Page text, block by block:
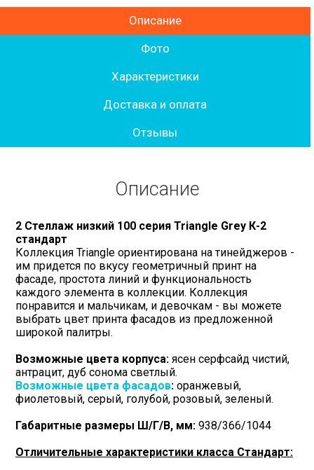
Описание
Фото
Характеристики
Доставка и оплата
Отзывы
Описание
2 Стеллаж низкий 100 серия Triangle Grey К-2
стандарт
Коллекция Triangle ориентирована на тинейджеров -
им придется по вкусу геометричный принт на
фасаде, простота линий и функциональность
каждого элемента в коллекции. Коллекция
понравится и мальчикам, и девочкам - вы можете
выбрать цвет принта фасадов из предложенной
широкой палитры.
Возможные цвета корпуса: ясен серфсайд чистий,
антрацит, дуб сонома светлый.
Возможные цвета фасадов: оранжевый,
фиолетовый, серый, голубой, розовый, зеленый.
Габаритные размеры Ш/Г/В, мм: 938/366/1044
Отличительные характеристики класса Стандарт: